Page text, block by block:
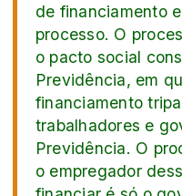
de financiamento
processo. O
o pacto social
Previdência, em
financiamento
trabalhadores e
Previdência. O
o empregador